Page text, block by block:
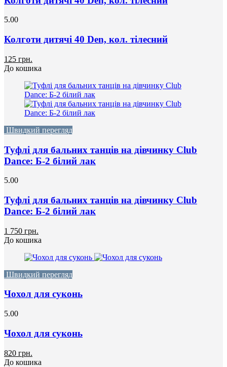
5.00
Колготи дитячі 40 Den, кол. тілесний
125 грн.
До кошика
Швидкий перегляд
Туфлі для бальних танців на дівчинку Club
Dance: Б-2 білий лак
5.00
Туфлі для бальних танців на дівчинку Club
Dance: Б-2 білий лак
1 750 грн.
До кошика
Швидкий перегляд
Чохол для суконь
5.00
Чохол для суконь
820 грн.
До кошика